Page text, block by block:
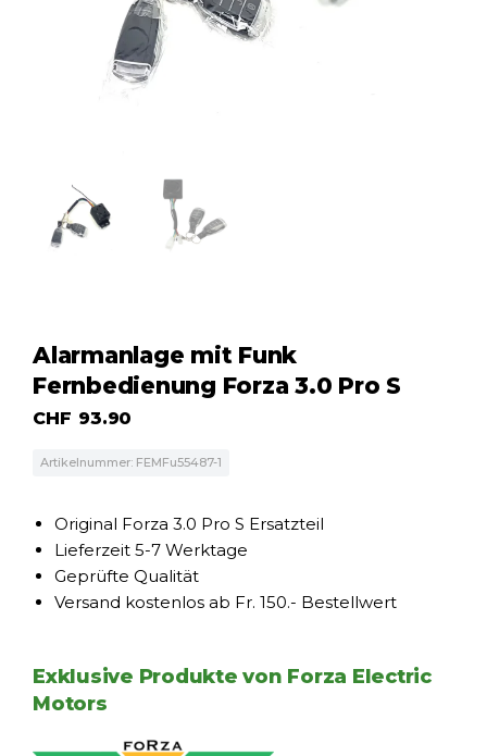
Alarmanlage mit Funk
Fernbedienung Forza 3.0 Pro S
CHF 93.90
Artikelnummer: FEMFu55487-1
Original Forza 3.0 Pro S Ersatzteil
Lieferzeit 5-7 Werktage
Geprüfte Qualität
Versand kostenlos ab Fr. 150.- Bestellwert
Exklusive Produkte von Forza Electric
Motors